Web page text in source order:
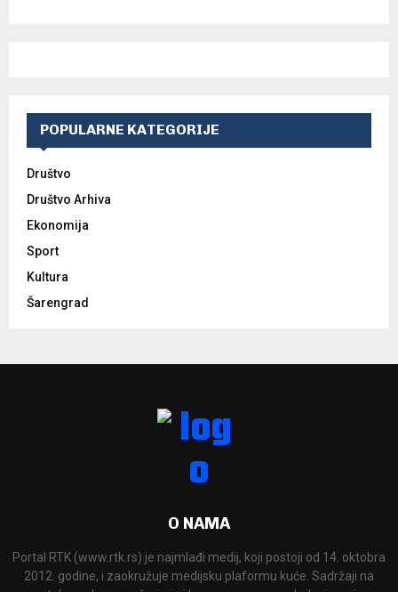
POPULARNE KATEGORIJE
Društvo
Društvo Arhiva
Ekonomija
Sport
Kultura
Šarengrad
O NAMA
Portal RTK (www.rtk.rs) je najmlađi medij, koji postoji od 14. oktobra
2012. godine, i zaokružuje medijsku plaformu kuće. Sadržaji na